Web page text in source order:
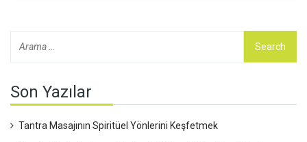
bilen biri olarak, bu yöntemi sizlere de öneriyorum. İyi olan
her şeyin tadını çıkarın ve holistik sağlığın bu harika
Son Yazılar
Tantra Masajının Spiritüel Yönlerini Keşfetmek